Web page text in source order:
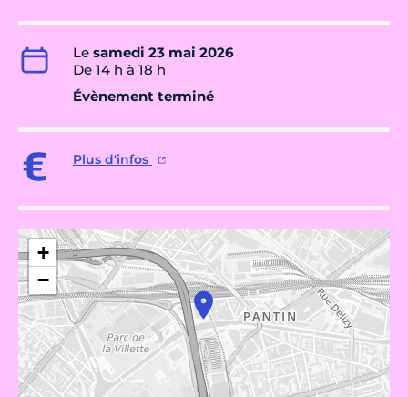
Le samedi 23 mai 2026
De 14 h à 18 h
Évènement terminé
Plus d'infos
+
−